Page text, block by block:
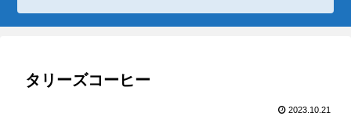
タリーズコーヒー
2023.10.21